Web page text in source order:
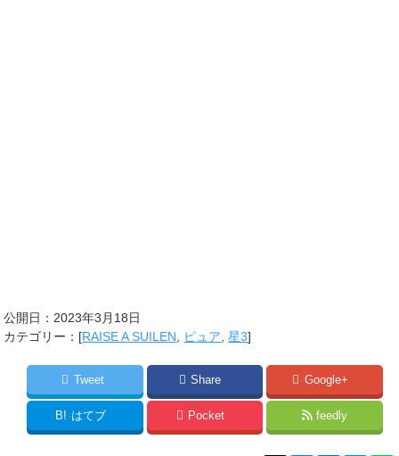
公開日： 2023年3月18日
カテゴリー：[RAISE A SUILEN ピュア ,星3]
Tweet Share Google+
B! はてブ Pocket feedly